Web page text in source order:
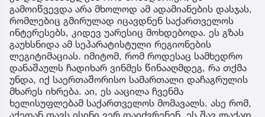
გამოიწვევდა არა მხოლოდ ამ ადამიანების დასჯას,
რომლებიც გმირულად იცავდნენ საქართველოს
ინტერესებს, კიდევ უარესიც მოხდებოდა. ეს გზას
გაუხსნიდა ამ სეპარატისტული რეგიონების
ლეგიტიმაციას. იმიტომ, რომ როდესაც სამხედრო
დანაშაულს ჩადიხარ ვინმეს წინააღმდეგ, რა თქმა
უნდა, იქ საერთაშორისო სამართალი დაჩაგრულის
მხარეს იხრება. აი, ეს ააცილა ჩვენმა
ხელისუფლებამ საქართველოს მომავალს. ასე რომ,
აქედან თავს ისინი ვერ დაიძვრენენ. ეს შავ ლაქად